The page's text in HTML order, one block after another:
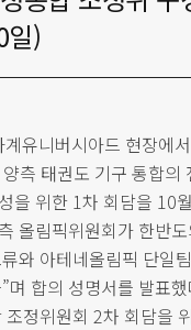
일)
유니버시아드 현장에
측 태권도 기구 통합의
을 위한 1차 회담을 10
올림픽위원회가 한반
와 아테네올림픽 단일
며 합의 성명서를 발표
정위원회 2차 회담을